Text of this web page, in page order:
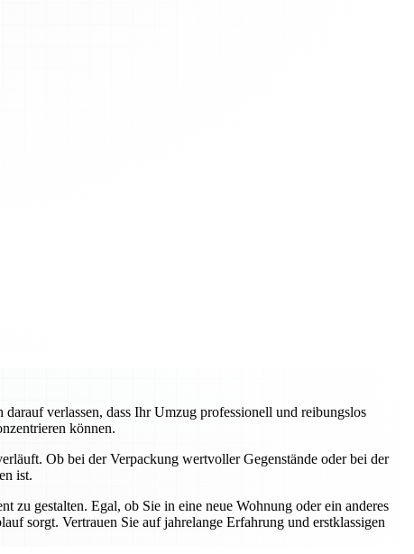
verlassen, dass Ihr Umzug professionell und reibungslos
können.
Ob bei der Verpackung wertvoller Gegenstände oder bei der
ist.
gestalten. Egal, ob Sie in eine neue Wohnung oder ein anderes
sorgt. Vertrauen Sie auf jahrelange Erfahrung und erstklassigen